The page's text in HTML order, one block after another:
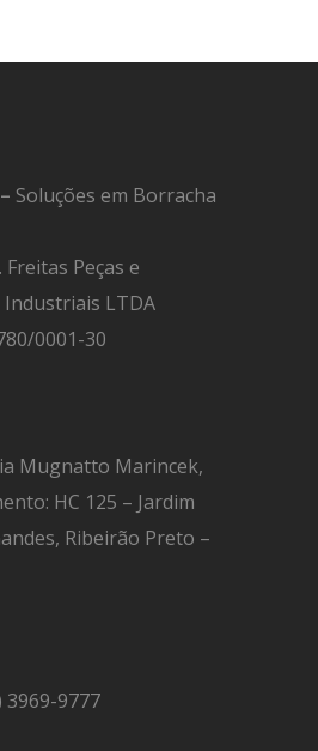
Soluções em Borracha
Freitas Peças e
LTDA
0001-30
Mugnatto Marincek,
HC 125 – Jardim
Ribeirão Preto –
3969-9777